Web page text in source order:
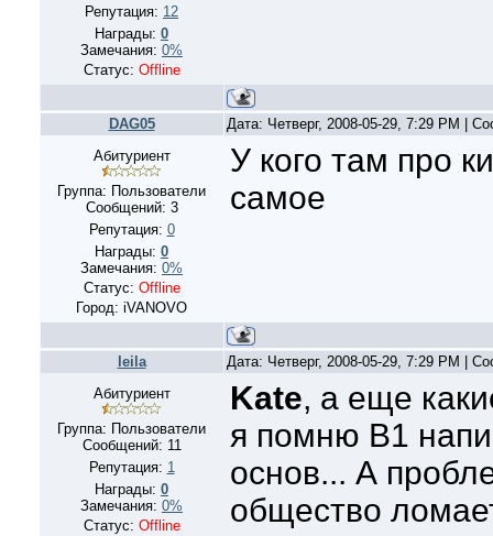
Репутация: 12
Награды: 0
Замечания: 0%
Статус: Offline
DAG05
Дата: Четверг, 2008-05-29, 7:29 PM |
Абитуриент
Группа: Пользователи
Сообщений: 3
Репутация: 0
Награды: 0
Замечания: 0%
Статус: Offline
Город: iVANOVO
У кого там про
самое
leila
Дата: Четверг, 2008-05-29, 7:29 PM |
Абитуриент
Группа: Пользователи
Сообщений: 11
Репутация: 1
Награды: 0
Замечания: 0%
Статус: Offline
Kate, а еще
я помню В1
основ... А
общество